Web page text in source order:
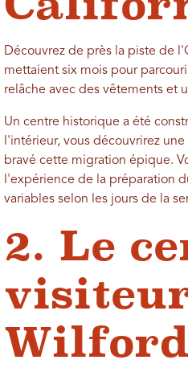
Découvrez de près la piste de
mettaient six mois pour
relâche avec des vêtements et
Un centre historique a été
l'intérieur, vous découvrirez
bravé cette migration épique.
l'expérience de la préparation
variables selon les jours de la
2. Le